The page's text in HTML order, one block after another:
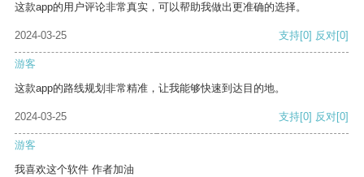
这款app的用户评论非常真实，可以帮助我做出更准确的选择。
2024-03-25 支持[0] 反对[0]
游客
这款app的路线规划非常精准，让我能够快速到达目的地。
2024-03-25 支持[0] 反对[0]
游客
我喜欢这个软件 作者加油